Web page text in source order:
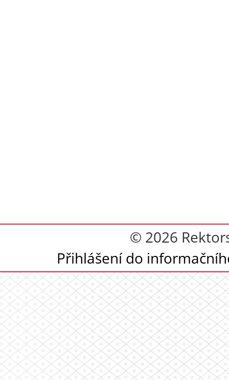
© 2026
Přihlášení do